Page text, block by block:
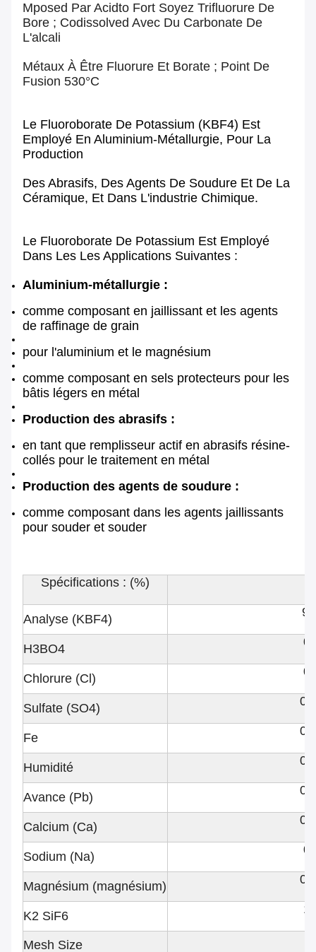
Mposed Par Acidto Fort Soyez Trifluorure De
Bore ; Codissolved Avec Du Carbonate De
L'alcali
Métaux À Être Fluorure Et Borate ; Point De
Fusion 530°C
Le Fluoroborate De Potassium (KBF4) Est
Employé En Aluminium-Métallurgie, Pour La
Production
Des Abrasifs, Des Agents De Soudure Et De La
Céramique, Et Dans L'industrie Chimique.
Le Fluoroborate De Potassium Est Employé
Dans Les Les Applications Suivantes :
Aluminium-métallurgie :
comme composant en jaillissant et les agents
de raffinage de grain
pour l'aluminium et le magnésium
comme composant en sels protecteurs pour les
bâtis légers en métal
Production des abrasifs :
en tant que remplisseur actif en abrasifs résine-
collés pour le traitement en métal
Production des agents de soudure :
comme composant dans les agents jaillissants
pour souder et souder
Spécifications : (%)
Analyse (KBF4)
H3BO4
Chlorure (Cl)
Sulfate (SO4)
Fe
Humidité
Avance (Pb)
Calcium (Ca)
Sodium (Na)
Magnésium (magnésium)
K2 SiF6
Mesh Size